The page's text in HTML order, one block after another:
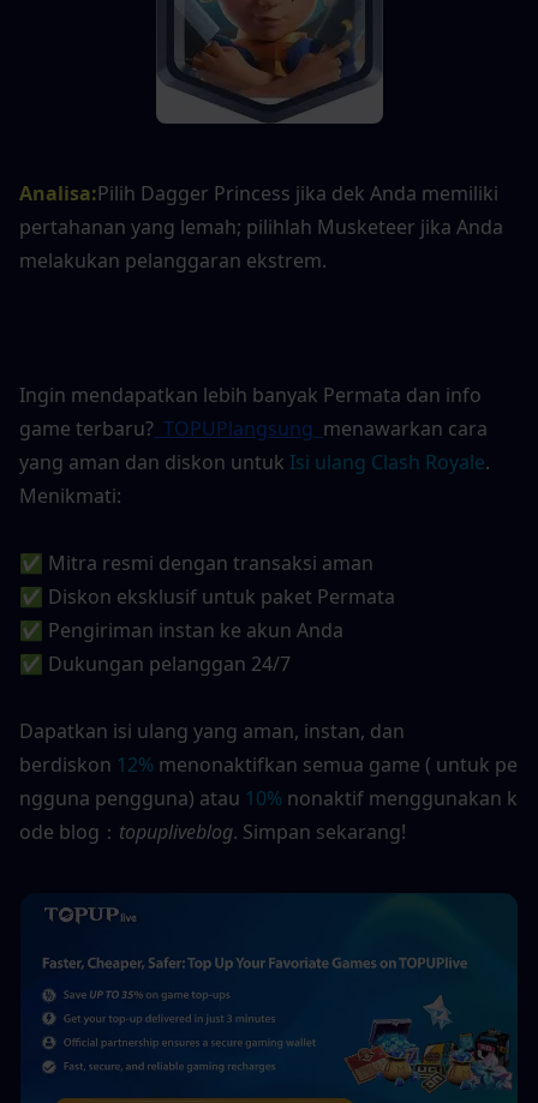
Analisa:Pilih Dagger Princess jika dek Anda memiliki
pertahanan yang lemah; pilihlah Musketeer jika Anda
melakukan pelanggaran ekstrem.
Ingin mendapatkan lebih banyak Permata dan info
game terbaru? TOPUPlangsung menawarkan cara
yang aman dan diskon untuk Isi ulang Clash Royale.
Menikmati:
✅ Mitra resmi dengan transaksi aman
✅ Diskon eksklusif untuk paket Permata
✅ Pengiriman instan ke akun Anda
✅ Dukungan pelanggan 24/7
Dapatkan isi ulang yang aman, instan, dan
berdiskon 12% menonaktifkan semua game ( untuk pe
ngguna pengguna) atau 10% nonaktif menggunakan k
ode blog： topupliveblog. Simpan sekarang!